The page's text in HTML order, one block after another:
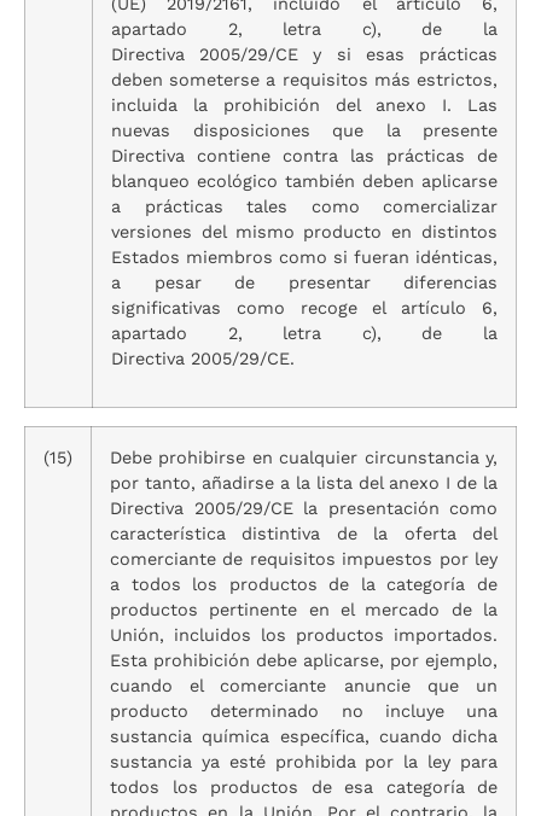
(UE) 2019/2161, incluido el artículo 6,
apartado 2, letra c), de la
Directiva 2005/29/CE y si esas prácticas
deben someterse a requisitos más estrictos,
incluida la prohibición del anexo I. Las
nuevas disposiciones que la presente
Directiva contiene contra las prácticas de
blanqueo ecológico también deben aplicarse
a prácticas tales como comercializar
versiones del mismo producto en distintos
Estados miembros como si fueran idénticas,
a pesar de presentar diferencias
significativas como recoge el artículo 6,
apartado 2, letra c), de la
Directiva 2005/29/CE.
(15)
Debe prohibirse en cualquier circunstancia y,
por tanto, añadirse a la lista del anexo I de la
Directiva 2005/29/CE la presentación como
característica distintiva de la oferta del
comerciante de requisitos impuestos por ley
a todos los productos de la categoría de
productos pertinente en el mercado de la
Unión, incluidos los productos importados.
Esta prohibición debe aplicarse, por ejemplo,
cuando el comerciante anuncie que un
producto determinado no incluye una
sustancia química específica, cuando dicha
sustancia ya esté prohibida por la ley para
todos los productos de esa categoría de